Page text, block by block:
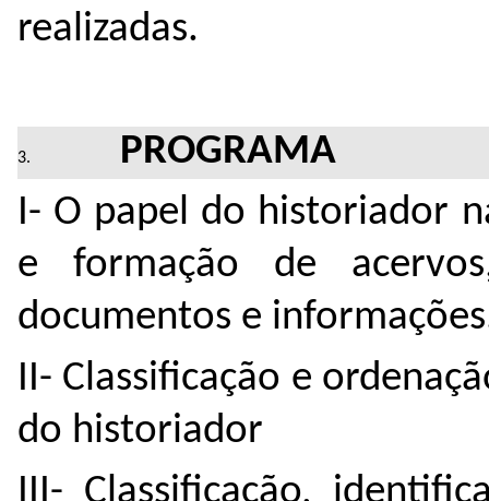
realizadas.
PROGRAMA
I- O papel do historiador
e formação de
documentos e
II- Classificação e
do historiador
III- Classificação,